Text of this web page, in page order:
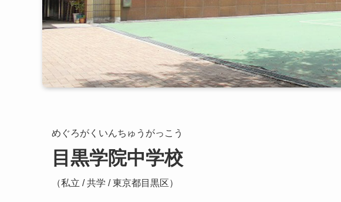
めぐろがくいんちゅうがっこう
目黒学院中学校
（私立 / 共学 / 東京都目黒区）